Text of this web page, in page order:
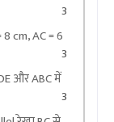
3
cm, AC = 6
3
और ABC में
3